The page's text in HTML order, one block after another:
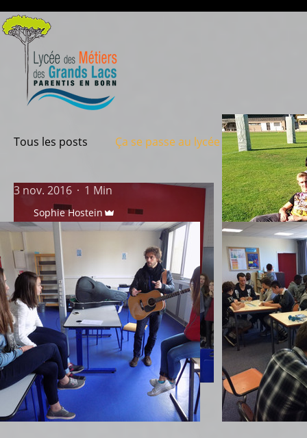
Tous les posts Ça se passe au lycée Au fil de
Sophie Hostein
3 nov. 2016 1 Min
Sophie